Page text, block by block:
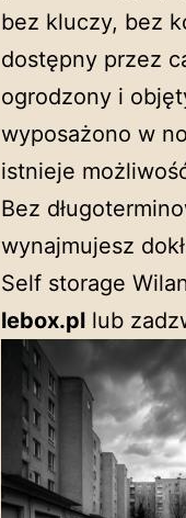
bez kluczy, bez
dostępny przez
ogrodzony i
wyposażono w
istnieje
Bez
wynajmujesz
Self storage
lebox.pl lub